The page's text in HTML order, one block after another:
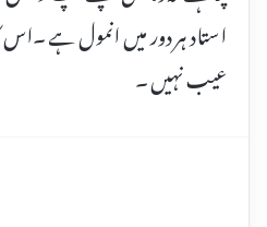
استاد ہر دور میں انمول ہے ۔اس
عیب نہیں ۔